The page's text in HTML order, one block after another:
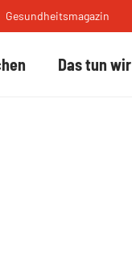
Das tun wir
Gesundheitsmagazin